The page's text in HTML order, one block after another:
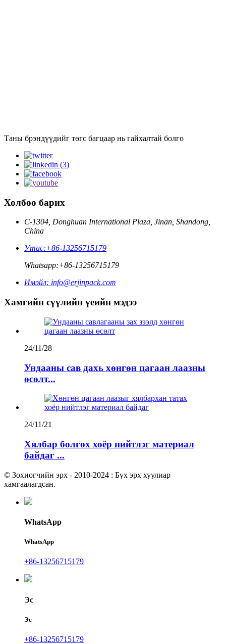
Таны брэндүүдийг төгс багцаар нь гайхалтай болго
Холбоо барих
C-1304, Donghuan International Plaza, Jinan, Shandong,
China
Утас:+86-13256715179
Whatsapp:+86-13256715179
Имэйл: info@erjinpack.com
Хамгийн сүүлийн үеийн мэдээ
24/11/28
Ундааны сав дахь хөнгөн цагаан лаазны
өсөлт...
24/11/21
Хялбар болгох хоёр нийтлэг материал
байдаг ...
© Зохиогчийн эрх - 2010-2024 : Бүх эрх хуулиар
хамгаалагдсан.
WhatsApp
WhatsApp
+86-13256715179
Эс
Эс
+86-13256715179